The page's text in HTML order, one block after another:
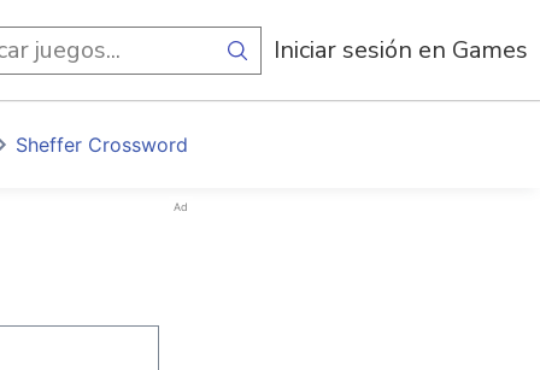
Iniciar sesión en Games
Sheffer Crossword
Ad